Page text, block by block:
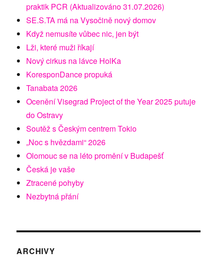
praktik PCR (Aktualizováno 31.07.2026)
SE.S.TA má na Vysočině nový domov
Když nemusíte vůbec nic, jen být
Lži, které muži říkají
Nový cirkus na lávce HolKa
KoresponDance propuká
Tanabata 2026
Ocenění Visegrad Project of the Year 2025 putuje
do Ostravy
Soutěž s Českým centrem Tokio
„Noc s hvězdami“ 2026
Olomouc se na léto promění v Budapešť
Česká je vaše
Ztracené pohyby
Nezbytná přání
ARCHIVY